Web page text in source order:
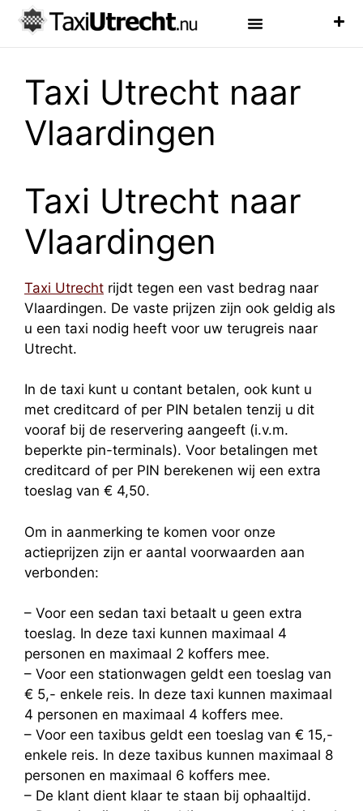
Taxi Utrecht naar
Vlaardingen
Taxi Utrecht naar
Vlaardingen
Taxi Utrecht rijdt tegen een vast bedrag naar
Vlaardingen. De vaste prijzen zijn ook geldig als
u een taxi nodig heeft voor uw terugreis naar
Utrecht.
In de taxi kunt u contant betalen, ook kunt u
met creditcard of per PIN betalen tenzij u dit
vooraf bij de reservering aangeeft (i.v.m.
beperkte pin-terminals). Voor betalingen met
creditcard of per PIN berekenen wij een extra
toeslag van € 4,50.
Om in aanmerking te komen voor onze
actieprijzen zijn er aantal voorwaarden aan
verbonden:
– Voor een sedan taxi betaalt u geen extra
toeslag. In deze taxi kunnen maximaal 4
personen en maximaal 2 koffers mee.
– Voor een stationwagen geldt een toeslag van
€ 5,- enkele reis. In deze taxi kunnen maximaal
4 personen en maximaal 4 koffers mee.
– Voor een taxibus geldt een toeslag van € 15,-
enkele reis. In deze taxibus kunnen maximaal 8
personen en maximaal 6 koffers mee.
– De klant dient klaar te staan bij ophaaltijd.